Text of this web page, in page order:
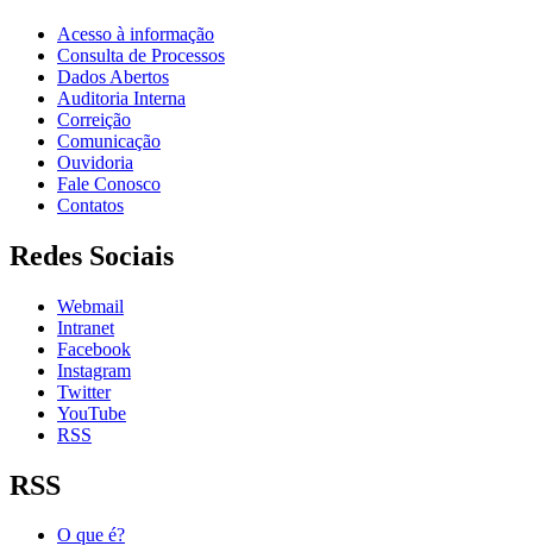
Acesso à informação
Consulta de Processos
Dados Abertos
Auditoria Interna
Correição
Comunicação
Ouvidoria
Fale Conosco
Contatos
Redes Sociais
Webmail
Intranet
Facebook
Instagram
Twitter
YouTube
RSS
RSS
O que é?